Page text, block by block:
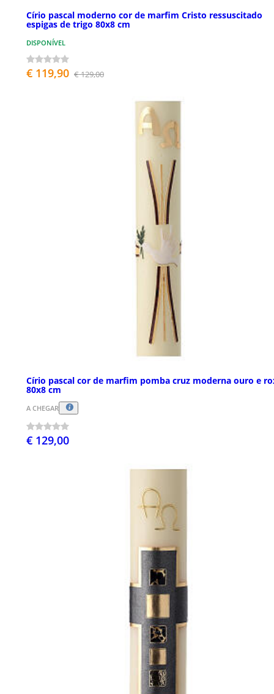
Círio pascal moderno cor de marfim Cristo ressuscitado
espigas de trigo 80x8 cm
DISPONÍVEL
€ 119,90 € 129,00
Círio pascal cor de marfim pomba cruz moderna ouro e
80x8 cm
A CHEGAR
€ 129,00